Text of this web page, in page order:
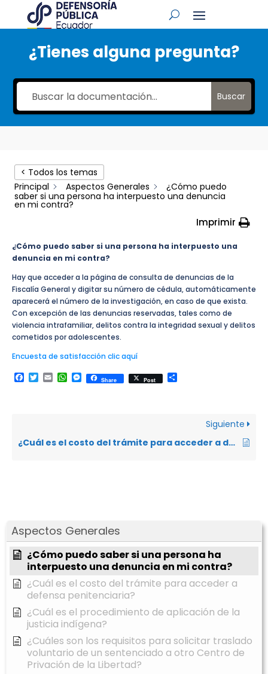
¿Tienes alguna pregunta?
Buscar
Aspectos Generales
¿Cómo puedo saber si una persona ha
interpuesto una denuncia en mi contra?
¿Cuál es el costo del trámite para acceder a
defensa penitenciaria?
¿Cuál es el procedimiento de aplicación de la
justicia indígena?
¿Cuáles son los requisitos para solicitar traslado
voluntario de un sentenciado a otro Centro de
Privación de la Libertad?
< Todos los temas
Principal
Aspectos Generales
¿Cómo puedo
saber si una persona ha interpuesto una denuncia
en mi contra?
Imprimir
¿Cómo puedo saber si una persona ha interpuesto una
denuncia en mi contra?
Hay que acceder a la página de consulta de denuncias de la
Fiscalía General y digitar su número de cédula, automáticamente
aparecerá el número de la investigación, en caso de que exista.
Con excepción de las denuncias reservadas, tales como de
violencia intrafamiliar, delitos contra la integridad sexual y delitos
cometidos por adolescentes.
Encuesta de satisfacción clic aquí
Facebook
Twitter
EmailWhatsApp
Messenger
Share Post
Siguiente
¿Cuál es el costo del trámite para acceder a defensa penitenciaria?